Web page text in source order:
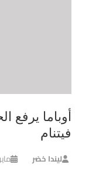
أوباما يرفع
فيتنام
ليندا خضر مايو 23,